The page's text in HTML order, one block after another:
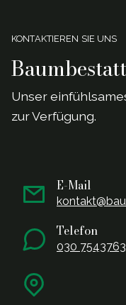
KONTAKTIEREN SIE UNS
Unser einfü
zur Verfügung.
E-Mail
Telefon
030